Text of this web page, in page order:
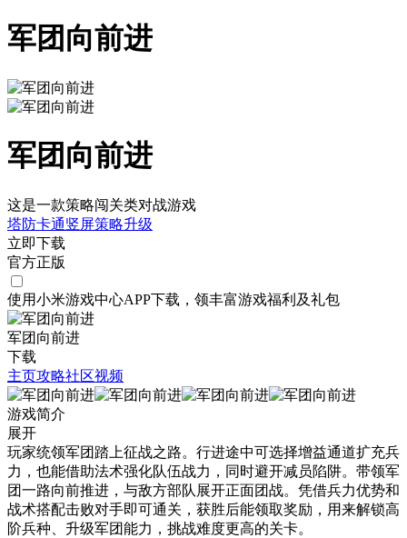
军团向前进
军团向前进
这是一款策略闯关类对战游戏
塔防卡通竖屏策略升级
立即下载
官方正版
使用小米游戏中心APP下载 ，领丰富游戏福利 及礼包
军团向前进
下载
主页攻略社区视频
游戏简介
展开
玩家统领军团踏上征战之路。行进途中可选择增益通道扩充兵
力，也能借助法术强化队伍战力，同时避开减员陷阱。带领军
团一路向前推进，与敌方部队展开正面团战。凭借兵力优势和
战术搭配击败对手即可通关，获胜后能领取奖励，用来解锁高
阶兵种、升级军团能力，挑战难度更高的关卡。